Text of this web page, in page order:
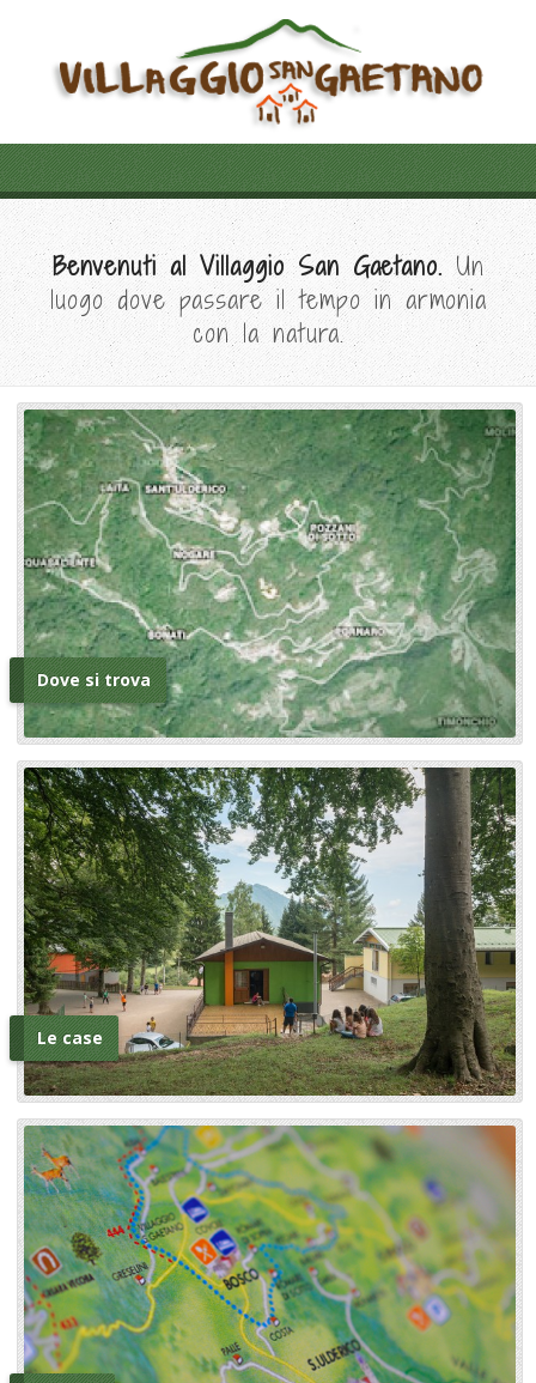
Benvenuti al Villaggio San Gaetano. Un
luogo dove passare il tempo in armonia
con la natura.
Dove si trova
Le case